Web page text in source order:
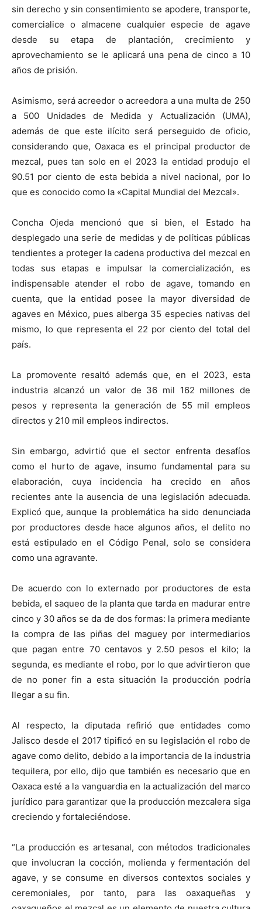
sin derecho y sin consentimiento se apodere, transporte,
comercialice o almacene cualquier especie de agave
desde su etapa de plantación, crecimiento y
aprovechamiento se le aplicará una pena de cinco a 10
años de prisión.
Asimismo, será acreedor o acreedora a una multa de 250
a 500 Unidades de Medida y Actualización (UMA),
además de que este ilícito será perseguido de oficio,
considerando que, Oaxaca es el principal productor de
mezcal, pues tan solo en el 2023 la entidad produjo el
90.51 por ciento de esta bebida a nivel nacional, por lo
que es conocido como la «Capital Mundial del Mezcal».
Concha Ojeda mencionó que si bien, el Estado ha
desplegado una serie de medidas y de políticas públicas
tendientes a proteger la cadena productiva del mezcal en
todas sus etapas e impulsar la comercialización, es
indispensable atender el robo de agave, tomando en
cuenta, que la entidad posee la mayor diversidad de
agaves en México, pues alberga 35 especies nativas del
mismo, lo que representa el 22 por ciento del total del
país.
La promovente resaltó además que, en el 2023, esta
industria alcanzó un valor de 36 mil 162 millones de
pesos y representa la generación de 55 mil empleos
directos y 210 mil empleos indirectos.
Sin embargo, advirtió que el sector enfrenta desafíos
como el hurto de agave, insumo fundamental para su
elaboración, cuya incidencia ha crecido en años
recientes ante la ausencia de una legislación adecuada.
Explicó que, aunque la problemática ha sido denunciada
por productores desde hace algunos años, el delito no
está estipulado en el Código Penal, solo se considera
como una agravante.
De acuerdo con lo externado por productores de esta
bebida, el saqueo de la planta que tarda en madurar entre
cinco y 30 años se da de dos formas: la primera mediante
la compra de las piñas del maguey por intermediarios
que pagan entre 70 centavos y 2.50 pesos el kilo; la
segunda, es mediante el robo, por lo que advirtieron que
de no poner fin a esta situación la producción podría
llegar a su fin.
Al respecto, la diputada refirió que entidades como
Jalisco desde el 2017 tipificó en su legislación el robo de
agave como delito, debido a la importancia de la industria
tequilera, por ello, dijo que también es necesario que en
Oaxaca esté a la vanguardia en la actualización del marco
jurídico para garantizar que la producción mezcalera siga
creciendo y fortaleciéndose.
“La producción es artesanal, con métodos tradicionales
que involucran la cocción, molienda y fermentación del
agave, y se consume en diversos contextos sociales y
ceremoniales, por tanto, para las oaxaqueñas y